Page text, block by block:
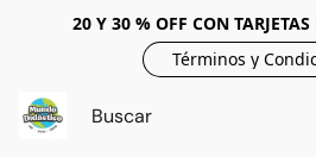
20 Y 30 % OFF CON
Términos y